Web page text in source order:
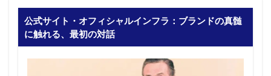
公式サイト・オフィシャルインフラ：ブランドの真髄
に触れる、最初の対話